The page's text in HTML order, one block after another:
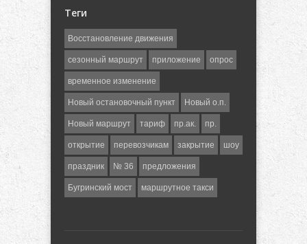
Теги
Восстановление движения
сезонный маршрут приложение опрос
временное изменение
Новый остановочный пункт Новый о.п.
Новый маршрут тариф пр.ак. пр.
открытие перевозчикам закрытие шоу
праздник № 36 предложения
Бугринский мост маршрутное такси